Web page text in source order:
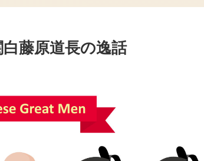
藤原道長の逸話